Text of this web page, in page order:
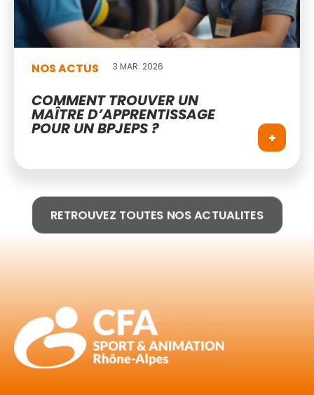
NOS ACTUS 3 MAR. 2026
COMMENT TROUVER UN
MAÎTRE D’APPRENTISSAGE
POUR UN BPJEPS ? +
RETROUVEZ TOUTES NOS ACTUALITES